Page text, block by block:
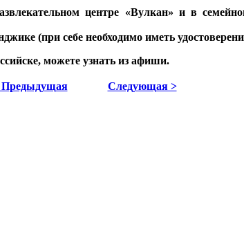
центре «Вулкан» и в
(при себе необходимо иметь
можете узнать из афиши.
Предыдущая Следующая >